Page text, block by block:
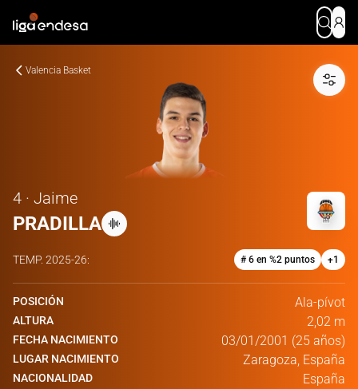
Valencia Basket
4 · Jaime
PRADILLA
TEMP. 2025-26: # 6 en %2 puntos +1
POSICIÓN Ala-pívot
ALTURA 2,02 m
FECHA NACIMIENTO 03/01/2001 (25 años)
LUGAR NACIMIENTO Zaragoza, España
NACIONALIDAD España